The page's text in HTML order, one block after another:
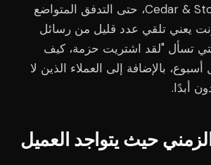
بالنسبة لشركة Cedar & Stone، حتى التدفق المتواضع
يعني تلقي عدد قليل من رسائل
التي تسأل "لقد اشتريت حزمة، كيف
بالإضافة إلى العملاء الذين لا
أبدًا.
حيث يتواجد العميل